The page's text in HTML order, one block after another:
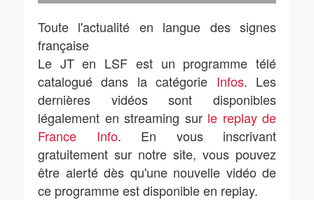
Toute l'actualité en langue des signes
française
Le JT en LSF est un programme télé
catalogué dans la catégorie Infos. Les
dernières vidéos sont disponibles
légalement en streaming sur le replay de
France Info. En vous inscrivant
gratuitement sur notre site, vous pouvez
être alerté dès qu'une nouvelle vidéo de
ce programme est disponible en replay.